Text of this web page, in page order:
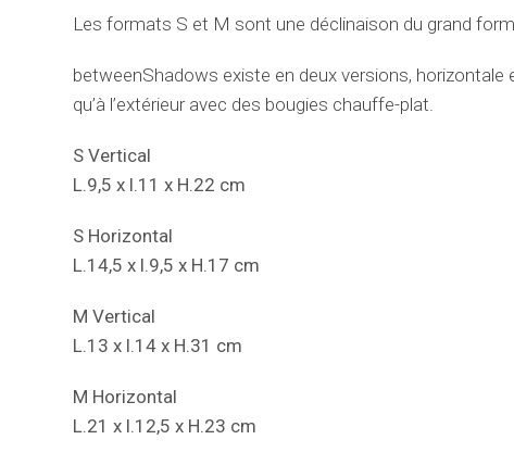
Les formats S et M sont une déclinaison du grand
betweenShadows existe en deux versions,
qu’à l’extérieur avec des bougies chauffe-plat.
S Vertical
L.9,5 x l.11 x H.22 cm
S Horizontal
L.14,5 x l.9,5 x H.17 cm
M Vertical
L.13 x l.14 x H.31 cm
M Horizontal
L.21 x l.12,5 x H.23 cm